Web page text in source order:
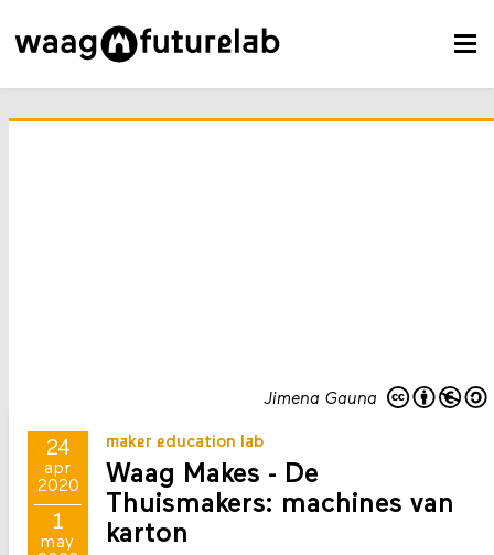
Jimena Gauna
24
apr
2020
1
may
maker education lab
Waag Makes - De
Thuismakers: machines van
karton